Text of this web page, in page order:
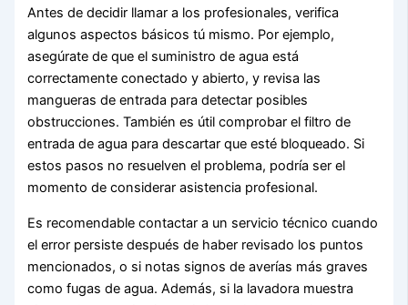
Antes de decidir llamar a los profesionales, verifica
algunos aspectos básicos tú mismo. Por ejemplo,
asegúrate de que el suministro de agua está
correctamente conectado y abierto, y revisa las
mangueras de entrada para detectar posibles
obstrucciones. También es útil comprobar el filtro de
entrada de agua para descartar que esté bloqueado. Si
estos pasos no resuelven el problema, podría ser el
momento de considerar asistencia profesional.
Es recomendable contactar a un servicio técnico cuando
el error persiste después de haber revisado los puntos
mencionados, o si notas signos de averías más graves
como fugas de agua. Además, si la lavadora muestra